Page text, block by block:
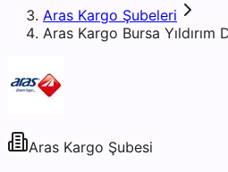
Aras Kargo Şubeleri
Aras Kargo Bursa Yıldırım
Aras Kargo Şubesi